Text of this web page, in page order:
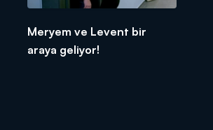
Meryem ve Levent bir
araya geliyor!